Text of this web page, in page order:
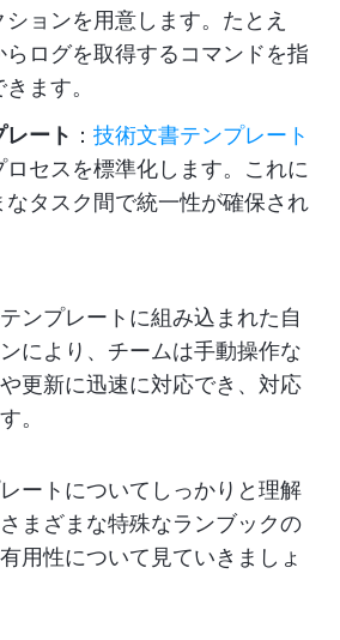
ョンを用意します。たとえ
らログを取得するコマンドを指
ます。
ート ： 技術文書テンプレート
ロセスを標準化します。これに
なタスク間で統一性が確保され
ンプレートに組み込まれた自
により、チームは手動操作な
更新に迅速に対応でき、対応
。
ートについてしっかりと理解
まざまな特殊なランブックの
用性について見ていきましょ